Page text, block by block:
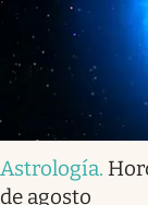
Astrología.
de agosto